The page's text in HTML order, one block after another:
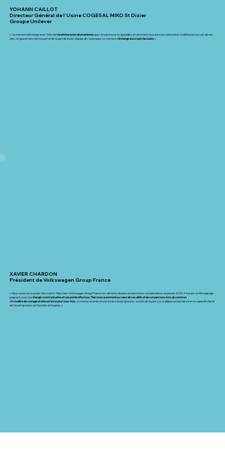
YOHANN CAILLOT
Directeur Général de l’Usine COGESAL MIKO St Dizier
Groupe Unilever
« Ce moment d’échange avec Théo faitrelativiser plein de problèmesque l’on peut avoir au quotidien, et comment nous pouvons faire entrer la différence au sein de nos
vies. Un grand merci de ma part et de la part de toute l’équipe de l’usine pour ce moment d’échange aussi spectaculaire.»
XAVIER CHARDON
Président de Volkswagen Group France
« Nous avons eu le plaisir d’accueillir Théo chez Volkswagen Group France lors de notre réunion annuelle tous collaborateurs en janvier 2023. A travers un témoignage
poignant, avec uneénergie communicative et une pointe d’humour, Théo nous a emmené au cœur de ses défis et de son parcours hors du commun.
Un modèle de courage et d’excellence pour nous tous , un mental en acier et une envie à toute épreuve – autant de leçons sur le dépassement de soi et la capacité d’aller
de l’avant qui nous ont touchés et inspirés. »